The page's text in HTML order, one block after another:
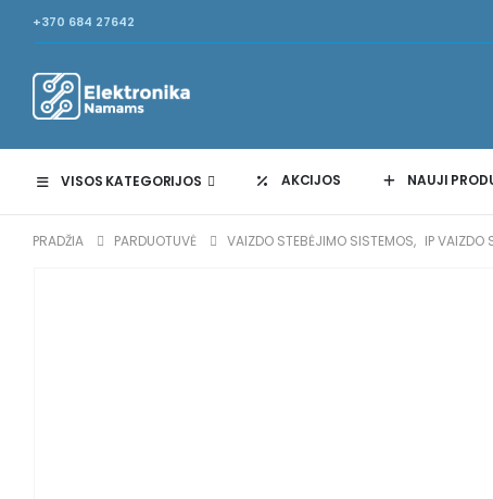
+370 684 27642
VISOS KATEGORIJOS AKCIJOS NAUJI
PRADŽIA PARDUOTUVĖ VAIZDO STEBĖJIMO SISTEMOS, IP VAIZDO